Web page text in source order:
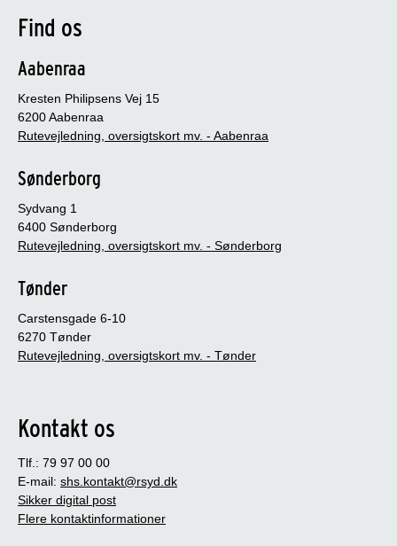
Find os
Aabenraa
Kresten Philipsens Vej 15
6200 Aabenraa
Rutevejledning, oversigtskort mv. - Aabenraa
Sønderborg
Sydvang 1
6400 Sønderborg
Rutevejledning, oversigtskort mv. - Sønderborg
Tønder
Carstensgade 6-10
6270 Tønder
Rutevejledning, oversigtskort mv. - Tønder
Kontakt os
Tlf.: 79 97 00 00
E-mail: shs.kontakt@rsyd.dk
Sikker digital post
Flere kontaktinformationer